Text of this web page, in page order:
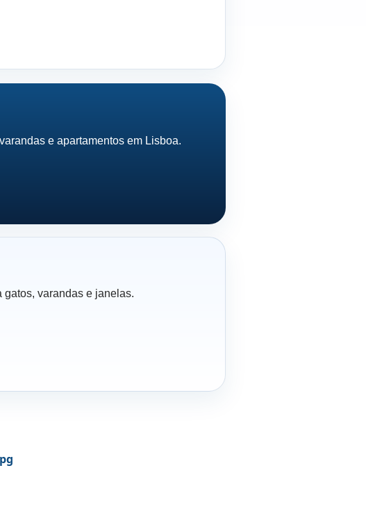
e apartamentos em Lisboa.
varandas e janelas.